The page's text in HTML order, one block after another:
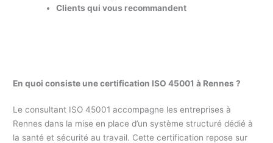
Clients qui vous recommandent
En quoi consiste une certification ISO 45001 à Rennes ?
Le consultant ISO 45001 accompagne les entreprises à
Rennes dans la mise en place d’un système structuré dédié à
la santé et sécurité au travail. Cette certification repose sur